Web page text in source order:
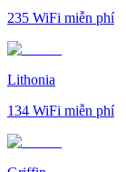
235 WiFi miễn phí
Lithonia
134 WiFi miễn phí